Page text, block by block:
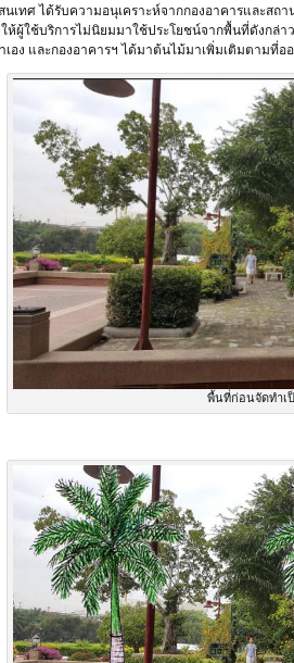
เทศ ได้รับความอนุเคราะห์จากกองอาคารและสถ
ห้ผู้ใช้บริการไม่นิยมมาใช้ประโยชน์จากพื้นที่ดังกล่
อง และกองอาคารฯ ได้มาต้นไม้มาเพิ่มเติมตามที่อ
พื้นที่ก่อนจัดทำเ